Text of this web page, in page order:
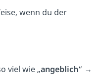
wenn du der
viel wie „angeblich“ →